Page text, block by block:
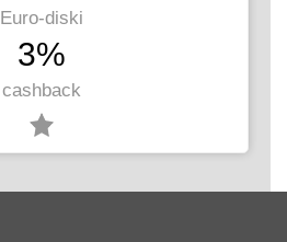
Euro-diski
3%
cashback